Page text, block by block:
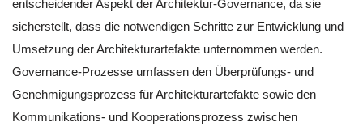
entscheidender Aspekt der Architektur-Governance, da sie
sicherstellt, dass die notwendigen Schritte zur Entwicklung und
Umsetzung der Architekturartefakte unternommen werden.
Governance-Prozesse umfassen den Überprüfungs- und
Genehmigungsprozess für Architekturartefakte sowie den
Kommunikations- und Kooperationsprozess zwischen